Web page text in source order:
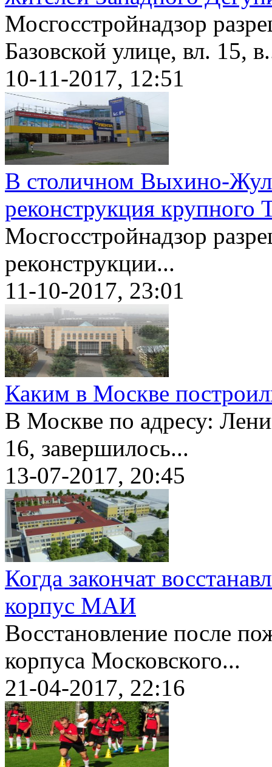
Мосгосстройнадзор
Базовской улице, вл. 15,
10-11-2017, 12:51
В столичном Выхино-
реконструкция крупного
Мосгосстройнадзор
реконструкции...
11-10-2017, 23:01
Каким в Москве
В Москве по адресу:
16, завершилось...
13-07-2017, 20:45
Когда закончат
корпус МАИ
Восстановление после
корпуса Московского...
21-04-2017, 22:16